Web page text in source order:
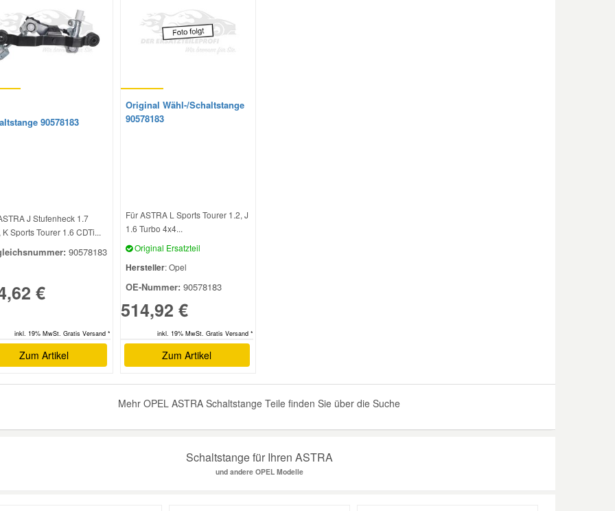
90578183
J Stufenheck 1.7
K Sports Tourer 1.6 CDTi...
90578183
€
inkl. 19% MwSt. Gratis Versand *
Zum Artikel
Original Wähl-/Schaltstange
90578183
Für ASTRA L Sports Tourer 1.2, J
1.6 Turbo 4x4...
Original Ersatzteil
Hersteller: Opel
OE-Nummer: 90578183
514,92 €
inkl. 19% MwSt. Gratis Versand *
Zum Artikel
Mehr OPEL ASTRA Schaltstange Teile finden Sie über die Suche
Schaltstange für Ihren ASTRA
und andere OPEL Modelle